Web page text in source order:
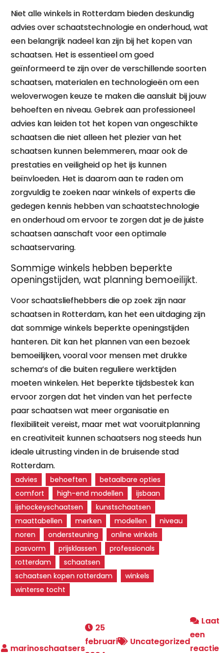
Niet alle winkels in Rotterdam bieden deskundig
advies over schaatstechnologie en onderhoud, wat
een belangrijk nadeel kan zijn bij het kopen van
schaatsen. Het is essentieel om goed
geïnformeerd te zijn over de verschillende soorten
schaatsen, materialen en technologieën om een
weloverwogen keuze te maken die aansluit bij jouw
behoeften en niveau. Gebrek aan professioneel
advies kan leiden tot het kopen van ongeschikte
schaatsen die niet alleen het plezier van het
schaatsen kunnen belemmeren, maar ook de
prestaties en veiligheid op het ijs kunnen
beïnvloeden. Het is daarom aan te raden om
zorgvuldig te zoeken naar winkels of experts die
gedegen kennis hebben van schaatstechnologie
en onderhoud om ervoor te zorgen dat je de juiste
schaatsen aanschaft voor een optimale
schaatservaring.
Sommige winkels hebben beperkte
openingstijden, wat planning bemoeilijkt.
Voor schaatsliefhebbers die op zoek zijn naar
schaatsen in Rotterdam, kan het een uitdaging zijn
dat sommige winkels beperkte openingstijden
hanteren. Dit kan het plannen van een bezoek
bemoeilijken, vooral voor mensen met drukke
schema’s of die buiten reguliere werktijden
moeten winkelen. Het beperkte tijdsbestek kan
ervoor zorgen dat het vinden van het perfecte
paar schaatsen wat meer organisatie en
flexibiliteit vereist, maar met wat vooruitplanning
en creativiteit kunnen schaatsers nog steeds hun
ideale uitrusting vinden in de bruisende stad
Rotterdam.
advies behoeften
betaalbare opties
comfort
high-end modellen
ijsbaan
ijshockeyschaatsen
kunstschaatsen
maattabellen
merken modellen
niveau
noren
ondersteuning
online winkels
pasvorm
prijsklassen
professionals
rotterdam
schaatsen
schaatsen kopen rotterdam
winkels
winterse tocht
25
februari
Uncategorized
Laat
een
reactie